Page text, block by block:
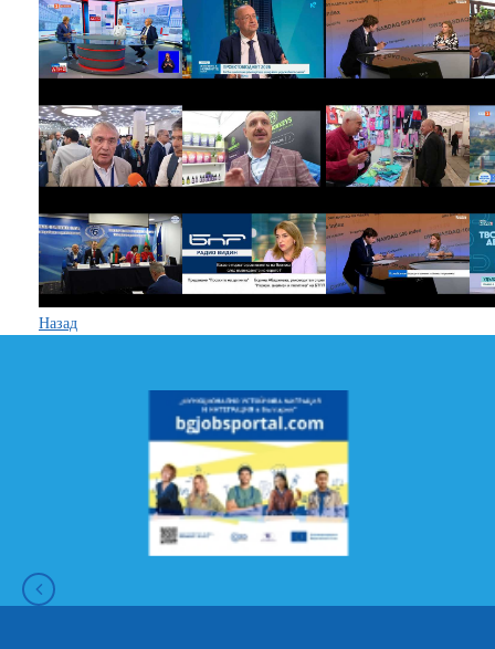
Назад